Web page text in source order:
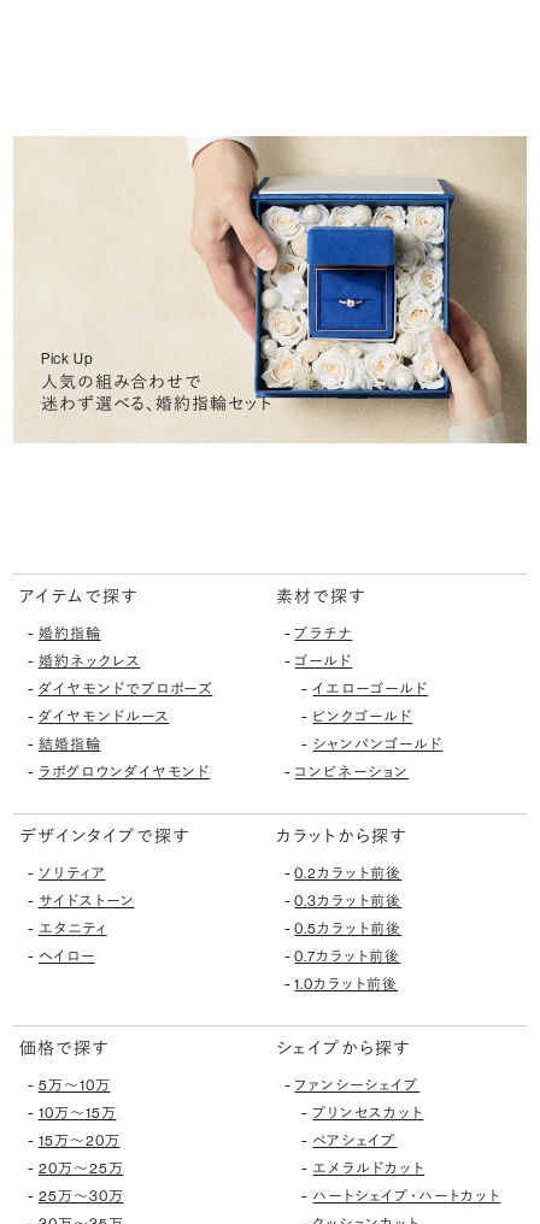
Pick Up
人気の組み合わせで
迷わず選べる、婚約指輪セット
アイテムで探す
- 婚約指輪
- 婚約ネックレス
- ダイヤモンドでプロポーズ
- ダイヤモンドルース
- 結婚指輪
- ラボグロウンダイヤモンド
素材で探す
-プラチナ
- ゴールド
-イエローゴールド
- ピンクゴールド
- シャンパンゴールド
- コンビネーション
デザインタイプで探す
- ソリティア
- サイドストーン
- エタニティ
- ヘイロー
カラットから探す
-0.2カラット前後
-0.3カラット前後
-0.5カラット前後
-0.7カラット前後
-1.0カラット前後
価格で探す
- 5万〜10万
- 10万〜15万
- 15万〜20万
- 20万〜25万
- 25万〜30万
シェイプから探す
- ファンシーシェイプ
-プリンセスカット
- ペアシェイプ
- エメラルドカット
- ハートシェイプ・ハートカット